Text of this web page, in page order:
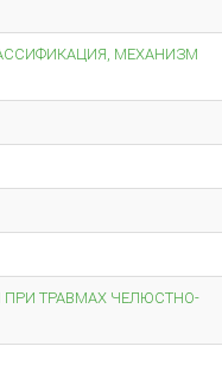
МЕХАНИЗМ
ТРАВМАХ ЧЕЛЮСТНО-